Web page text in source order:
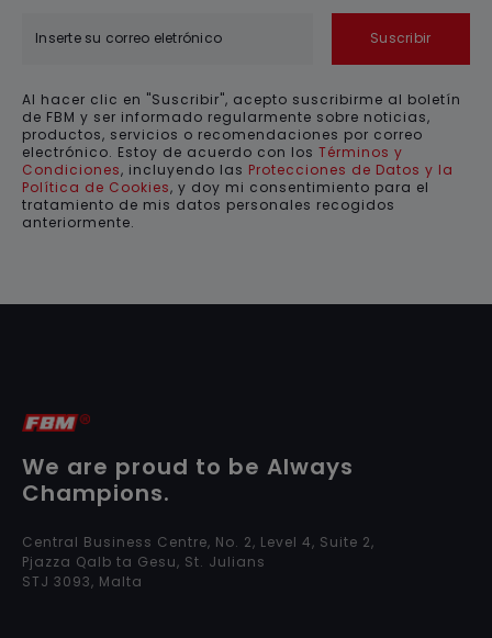
Suscribir
Al hacer clic en "Suscribir", acepto suscribirme al boletín
de FBM y ser informado regularmente sobre noticias,
productos, servicios o recomendaciones por correo
electrónico. Estoy de acuerdo con los Términos y
Condiciones, incluyendo las Protecciones de Datos y la
Política de Cookies, y doy mi consentimiento para el
tratamiento de mis datos personales recogidos
anteriormente.
We are proud to be Always
Champions.
Central Business Centre, No. 2, Level 4, Suite 2,
Pjazza Qalb ta Gesu, St. Julians
STJ 3093, Malta